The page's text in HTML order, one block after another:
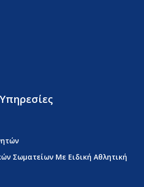
Σωματείων Με Ειδική Αθλητική